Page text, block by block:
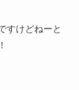
すけどねーと